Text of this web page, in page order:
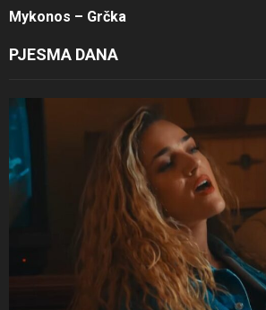
Mykonos – Grčka
PJESMA DANA